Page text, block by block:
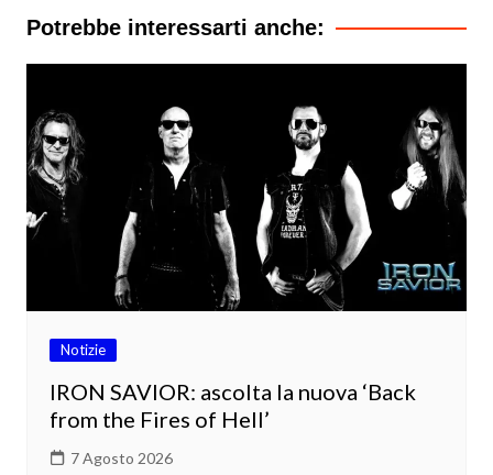
Potrebbe interessarti anche:
Notizie
IRON SAVIOR: ascolta la nuova ‘Back
from the Fires of Hell’
7 Agosto 2026